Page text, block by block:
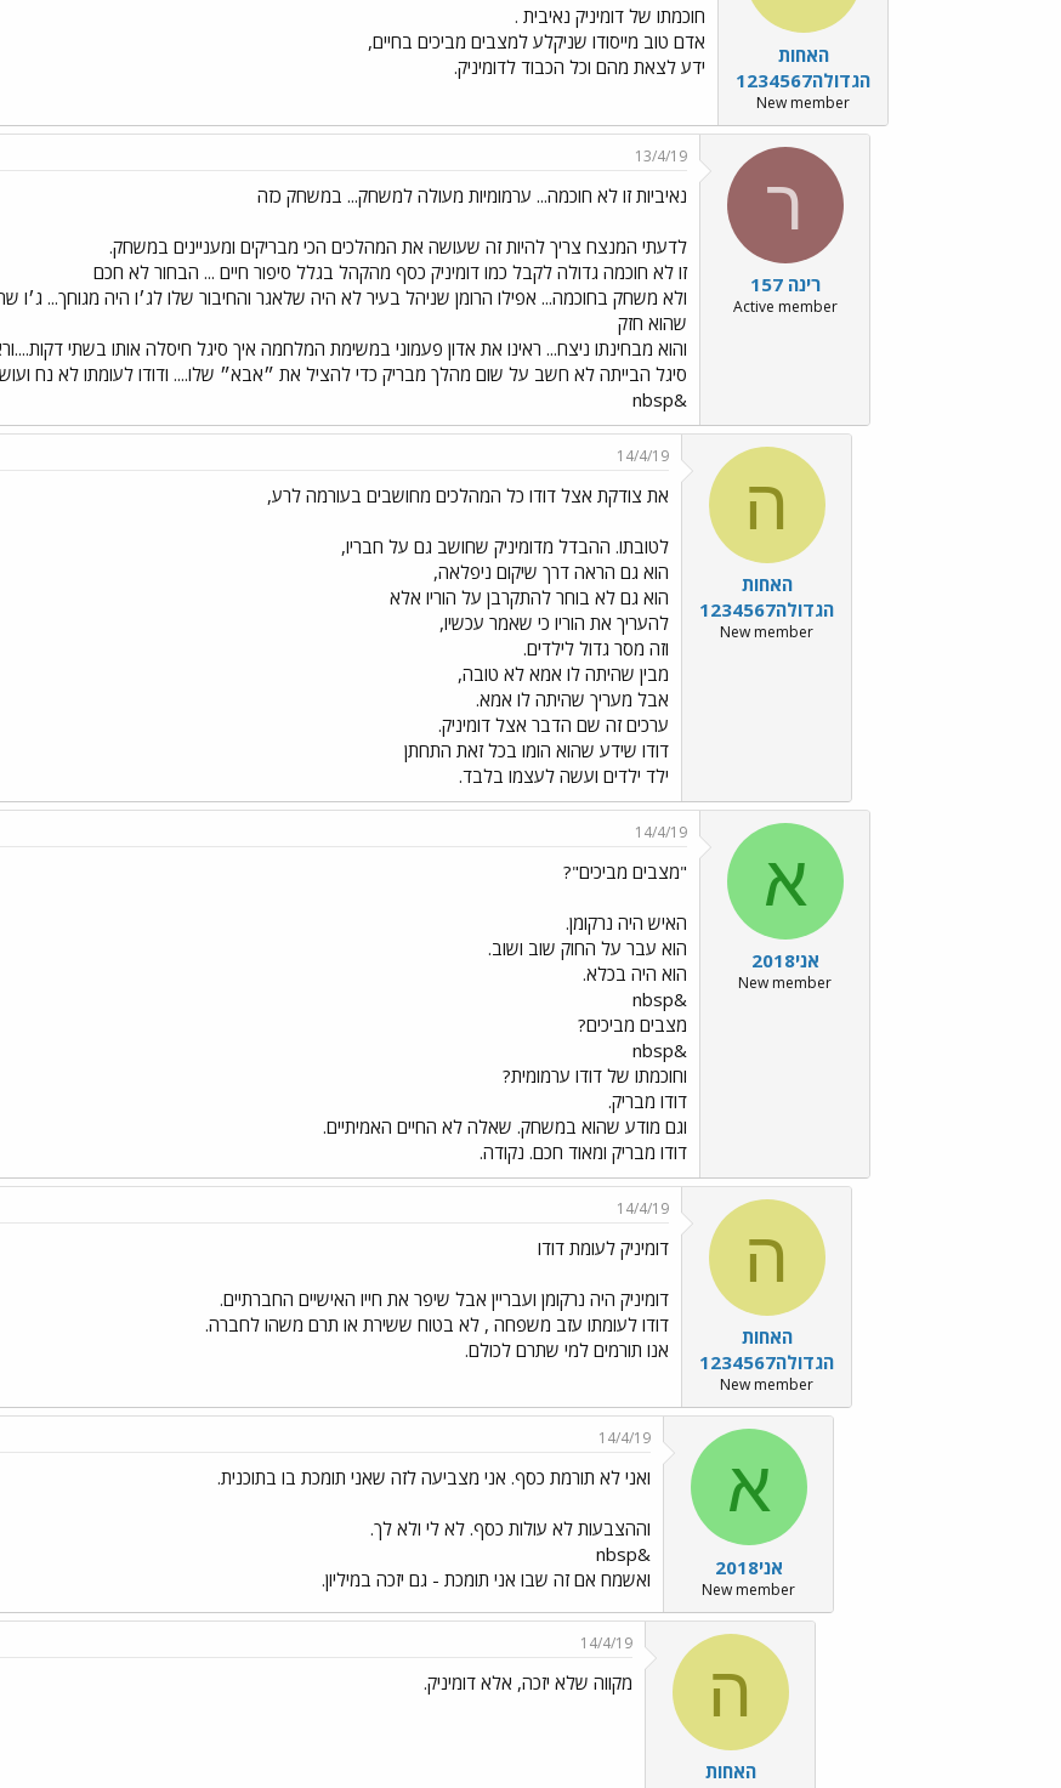
האחות
הגדולה1234567
New member
חוכמתו של דומיניק נאיבית .
אדם טוב מייסודו שניקלע למצבים מביכים בחיים,
ידע לצאת מהם וכל הכבוד לדומיניק.
ר
רינה 157
Active member
13/4/19
נאיביות זו לא חוכמה... ערמומיות מעולה למשחק... במשחק כזה
לדעתי המנצח צריך להיות זה שעושה את המהלכים הכי מבריקים ומעניינים במשחק.
זו לא חוכמה גדולה לקבל כמו דומיניק כסף מהקהל בגלל סיפור חיים ... הבחור לא חכם
ולא משחק בחוכמה... אפילו הרומן שניהל בעיר לא היה שלאגר והחיבור שלו לג׳ו היה מגוחך... ג׳ו
שהוא חזק
והוא מבחינתו ניצח... ראינו את אדון פעמוני במשימת המלחמה איך סיגל חיסלה אותו בשתי
סיגל הבייתה לא חשב על שום מהלך מבריק כדי להציל את ״אבא״ שלו.... ודודו לעומתו לא נח
&nbsp
ה
האחות
הגדולה1234567
New member
14/4/19
את צודקת אצל דודו כל המהלכים מחושבים בעורמה לרע,
לטובתו. ההבדל מדומיניק שחושב גם על חבריו,
הוא גם הראה דרך שיקום ניפלאה,
הוא גם לא בוחר להתקרבן על הוריו אלא
להעריך את הוריו כי שאמר עכשיו,
וזה מסר גדול לילדים.
מבין שהיתה לו אמא לא טובה,
אבל מעריך שהיתה לו אמא.
ערכים זה שם הדבר אצל דומיניק.
דודו שידע שהוא הומו בכל זאת התחתן
ילד ילדים ועשה לעצמו בלבד.
א
אני2018
New member
14/4/19
"מצבים מביכים"?
האיש היה נרקומן.
הוא עבר על החוק שוב ושוב.
הוא היה בכלא.
&nbsp
מצבים מביכים?
&nbsp
וחוכמתו של דודו ערמומית?
דודו מבריק.
וגם מודע שהוא במשחק. שאלה לא החיים האמיתיים.
דודו מבריק ומאוד חכם. נקודה.
ה
האחות
הגדולה1234567
New member
14/4/19
דומיניק לעומת דודו
דומיניק היה נרקומן ועבריין אבל שיפר את חייו האישיים החברתיים.
דודו לעומתו עזב משפחה , לא בטוח ששירת או תרם משהו לחברה.
אנו תורמים למי שתרם לכולם.
א
אני2018
New member
14/4/19
ואני לא תורמת כסף. אני מצביעה לזה שאני תומכת בו בתוכנית.
וההצבעות לא עולות כסף. לא לי ולא לך.
&nbsp
ואשמח אם זה שבו אני תומכת - גם יזכה במיליון.
ה
האחות
14/4/19
מקווה שלא יזכה, אלא דומיניק.